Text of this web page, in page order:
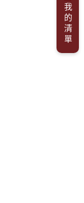
我的清單